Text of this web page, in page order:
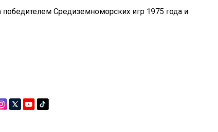
Средиземноморских игр 1975 года и